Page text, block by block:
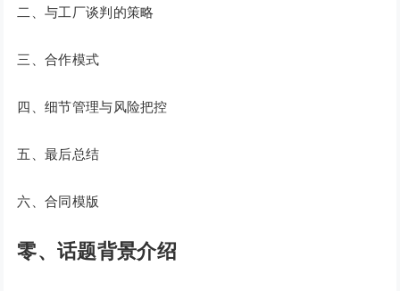
二、与工厂谈判的策略
三、合作模式
四、细节管理与风险把控
五、最后总结
六、合同模版
零、话题背景介绍